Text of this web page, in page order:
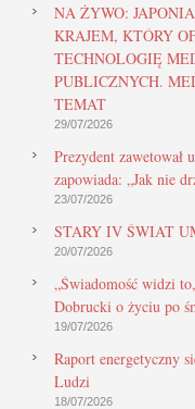
NA ŻYWO:
KRAJEM, KTÓRY
TECHNOLOGIĘ
PUBLICZNYCH.
TEMAT
29/07/2026
Prezydent zawetował
zapowiada: „Jak nie
23/07/2026
STARY IV ŚWIAT
20/07/2026
„Świadomość widzi
Dobrucki o życiu po
19/07/2026
Raport energetyczny
Ludzi
18/07/2026